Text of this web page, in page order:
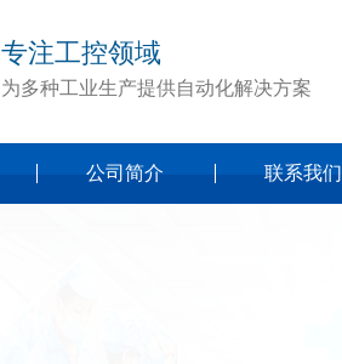
专注工控领域
为多种工业生产提供自动化解决方案
公司简介 联系我们